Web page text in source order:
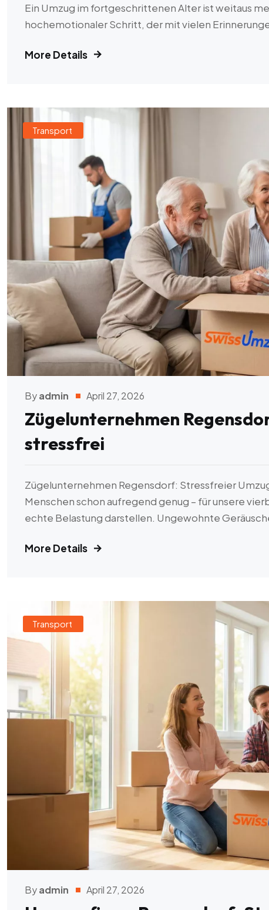
Ein Umzug im fortgeschrittenen Alter ist weitaus
hochemotionaler Schritt, der mit vielen
More Details
Transport
Byadmin April 27, 2026
Zügelunternehmen
stressfrei
Zügelunternehmen Regensdorf: Stressfreier
Menschen schon aufregend genug – für unsere
echte Belastung darstellen. Ungewohnte
More Details
Transport
Byadmin April 27, 2026